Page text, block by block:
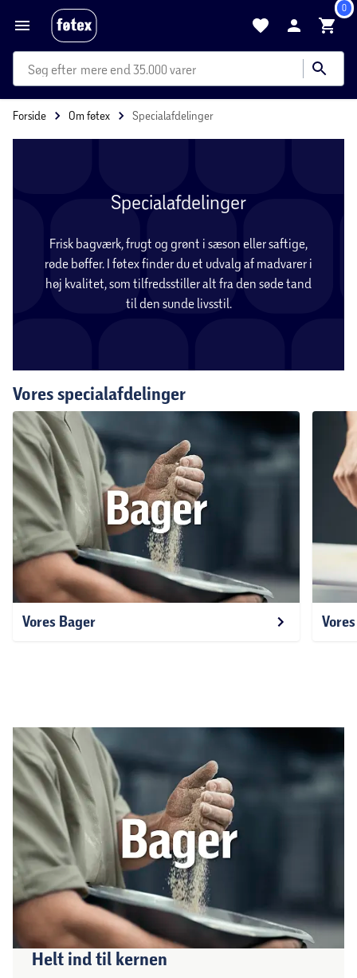
0
mere end 35.000 varer
Forside Om føtex Specialafdelinger
Specialafdelinger
Frisk bagværk, frugt og grønt i sæson eller saftige,
røde bøffer. I føtex finder du et udvalg af madvarer i
høj kvalitet, som tilfredsstiller alt fra den søde tand
til den sunde livsstil.
Vores specialafdelinger
Vores Bager
Helt ind til kernen